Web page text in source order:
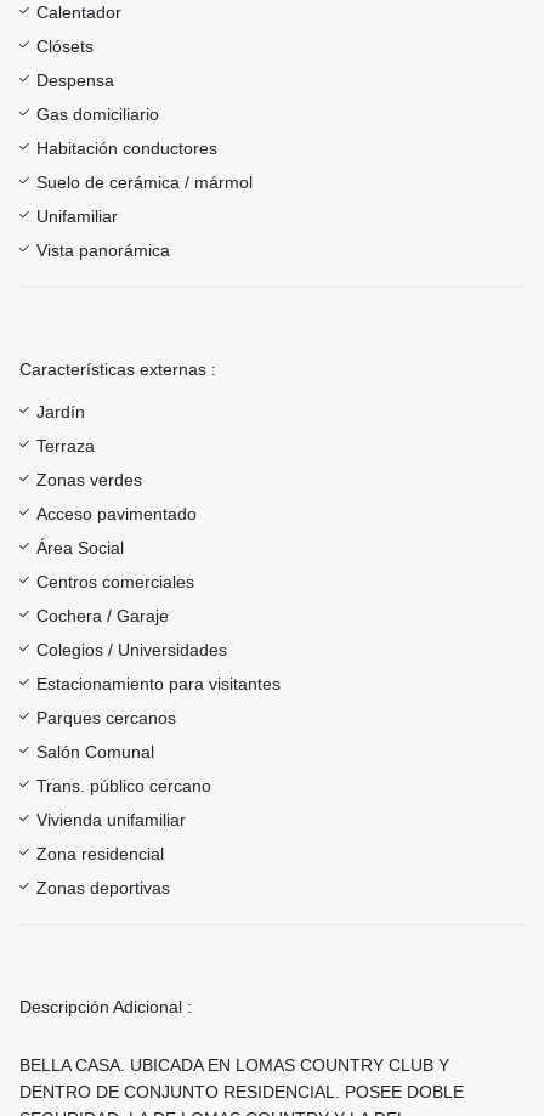
Calentador
Clósets
Despensa
Gas domiciliario
Habitación conductores
Suelo de cerámica / mármol
Unifamiliar
Vista panorámica
Características externas :
Jardín
Terraza
Zonas verdes
Acceso pavimentado
Área Social
Centros comerciales
Cochera / Garaje
Colegios / Universidades
Estacionamiento para visitantes
Parques cercanos
Salón Comunal
Trans. público cercano
Vivienda unifamiliar
Zona residencial
Zonas deportivas
Descripción Adicional :
BELLA CASA. UBICADA EN LOMAS COUNTRY CLUB Y
DENTRO DE CONJUNTO RESIDENCIAL. POSEE DOBLE